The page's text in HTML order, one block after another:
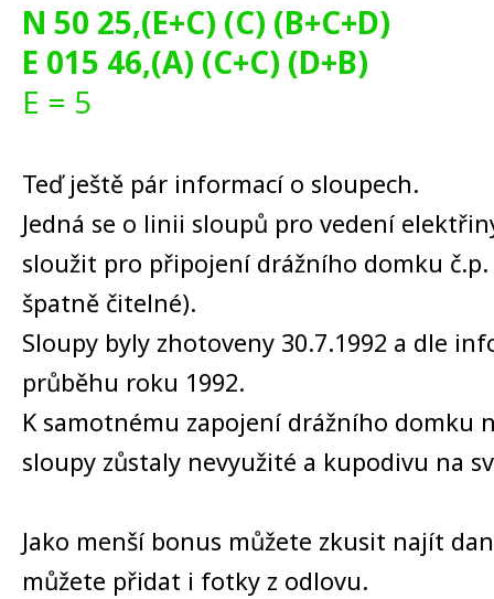
N 50 25,(E+C) (C) (B+C+D)
E 015 46,(A) (C+C) (D+B)
E = 5
Teď ještě pár informací o sloupech.
Jedná se o linii sloupů pro vedení
sloužit pro připojení drážního domku
špatně čitelné).
Sloupy byly zhotoveny 30.7.1992 a dle
průběhu roku 1992.
K samotnému zapojení drážního domku
sloupy zůstaly nevyužité a kupodivu na
Jako menší bonus můžete zkusit najít
můžete přidat i fotky z odlovu.